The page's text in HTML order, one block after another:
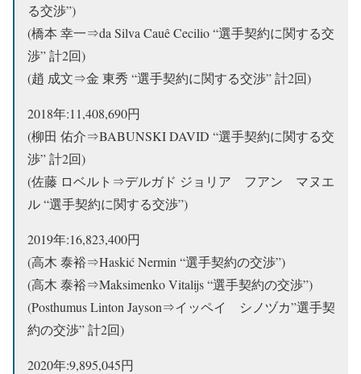
る交渉”)
(橋本 幸一⇒da Silva Cauê Cecilio “選手契約に関する交
渉” 計2回)
(趙 成文⇒金 東秀 “選手契約に関する交渉” 計2回)
2018年:11,408,690円
(柳田 佑介⇒BABUNSKI DAVID “選手契約に関する交
渉” 計2回)
(佐藤 ロベルト⇒デルガド ジョリア フアン マヌエ
ル “選手契約に関する交渉”)
2019年:16,823,400円
(高木 泰裕⇒Haskić Nermin “選手契約の交渉”)
(高木 泰裕⇒Maksimenko Vitalijs “選手契約の交渉”)
(Posthumus Linton Jayson⇒イッペイ シノヅカ”選手契
約の交渉” 計2回)
2020年:9,895,045円